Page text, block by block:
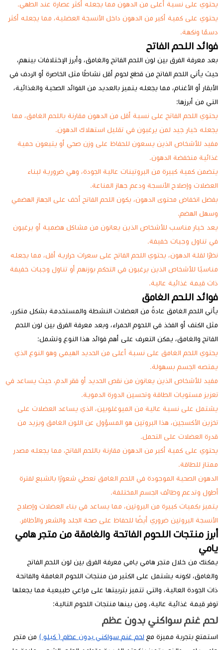
يحتوي على نسبة أعلى من الدهون مما يجعله أكثر عصارة عند الطهي.
يحتوي على كمية أكبر من الدهون داخل الأنسجة العضلية، مما يجعله أكثر
دسمًا ونكهة.
فوائد اللحم الفاتح
بعد معرفة الفرق بين لون اللحم الفاتح والغامق، وأبرز الإختلافات بينهم،
حيث يأتي اللحم الفاتح من قطع لحوم أقل نشاطًا مثل الخاصرة أو الردف في
الأبقار أو الأغنام، مما يجعله يتميز بالعديد من الفوائد الصحية والغذائية،
التي من أبرزها:
يحتوي اللحم الفاتح على نسبة أقل من الدهون مقارنة باللحم الغامق، مما
يجعله خيار جيد لمن يرغبون في تقليل استهلاك الدهون.
مفيد للأشخاص الذين يسعون للحفاظ على وزن صحي أو يتبعون حمية
غذائية منخفضة الدهون.
يتضمن كمية كبيرة من البروتينات عالية الجودة، وهي ضرورية لبناء
العضلات وإصلاح الأنسجة ودعم جهاز المناعة.
بفضل انخفاض محتوى الدهون، يكون اللحم الفاتح أخف على الجهاز الهضمي
وسهل الهضم.
يعد خيار مناسب للأشخاص الذين يعانون من مشاكل هضمية أو يرغبون
في تناول وجبات خفيفة.
نظرًا لقلة الدهون، يحتوي اللحم الفاتح على سعرات حرارية أقل، مما يجعله
مناسبًا للأشخاص الذين يرغبون في التحكم بوزنهم أو تناول وجبات خفيفة
ذات قيمة غذائية عالية.
فوائد اللحم الغامق
يأتي اللحم الغامق عادةً من العضلات النشطة والمستخدمة بشكل متكرر،
مثل الكتف أو الفخذ في اللحوم الحمراء، وبعد معرفة الفرق بين لون اللحم
الفاتح والغامق، يمكن التعرف على أهم فوائد هذا النوع وتشمل:
يحتوي اللحم الغامق على نسبة أعلى من الحديد الهيمي وهو النوع الذي
يمتصه الجسم بسهولة.
مفيد للأشخاص الذين يعانون من نقص الحديد أو فقر الدم، حيث يساعد في
تعزيز مستويات الطاقة وتحسين الدورة الدموية.
يشتمل على نسبة عالية من الميوغلوبين، الذي يساعد العضلات على
تخزين الأكسجين، هذا البروتين هو المسؤول عن اللون الغامق ويزيد من
قدرة العضلات على التحمل.
يحتوي على كمية أكبر من الدهون مقارنة باللحم الفاتح، مما يجعله مصدر
ممتاز للطاقة.
الدهون الصحية الموجودة في اللحم الغامق تعطي شعورًا بالشبع لفترة
أطول وتدعم وظائف الجسم المختلفة.
يتميز بكميات كبيرة من البروتين، مما يساعد في بناء العضلات وإصلاح
الأنسجة البروتين ضروري أيضًا للحفاظ على صحة الجلد والشعر والأظافر.
أبرز منتجات اللحوم الفاتحة والغامقة من متجر هامي
يامي
يمكنك من خلال متجر هامي يامي معرفة الفرق بين لون اللحم الفاتح
والغامق، لكونه يشتمل على الكثير من منتجات اللحوم الغامقة والفاتحة
ذات الجودة العالية، والتي تتميز بتربيتها على مراعي طبيعية مما يجعلها
توفر قيمة غذائية عالية، ومن بينها منتجات اللحوم التالية:
لحم غنم سواكني بدون عظم
استمتع بتجربة مميزة مع لحم غنم سواكني بدون عظم ( كيلو ) من متجر